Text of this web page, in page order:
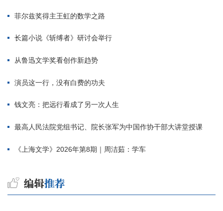
菲尔兹奖得主王虹的数学之路
长篇小说《斩缚者》研讨会举行
从鲁迅文学奖看创作新趋势
演员这一行，没有白费的功夫
钱文亮：把远行看成了另一次人生
最高人民法院党组书记、院长张军为中国作协干部大讲堂授课
《上海文学》2026年第8期｜周洁茹：学车